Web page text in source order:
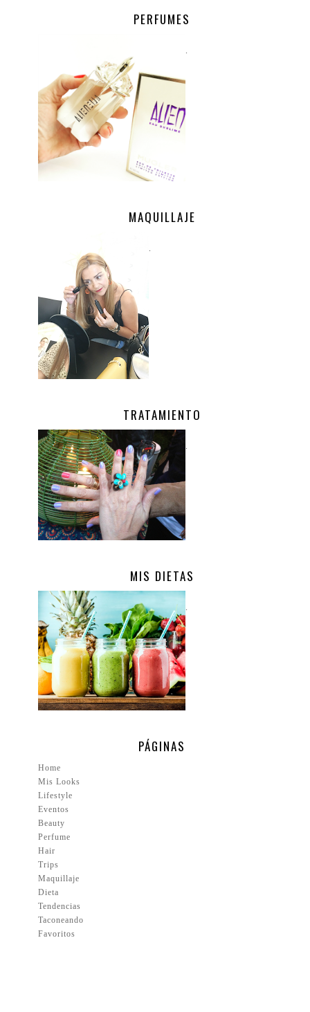
PERFUMES
.
MAQUILLAJE
.
TRATAMIENTO
.
MIS DIETAS
.
PÁGINAS
Home
Mis Looks
Lifestyle
Eventos
Beauty
Perfume
Hair
Trips
Maquillaje
Dieta
Tendencias
Taconeando
Favoritos